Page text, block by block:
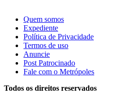
Quem somos
Expediente
Política de Privacidade
Termos de uso
Anuncie
Post Patrocinado
Fale com o Metrópoles
Todos os direitos reservados